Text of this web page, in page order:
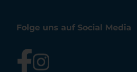
Folge uns auf Social Media